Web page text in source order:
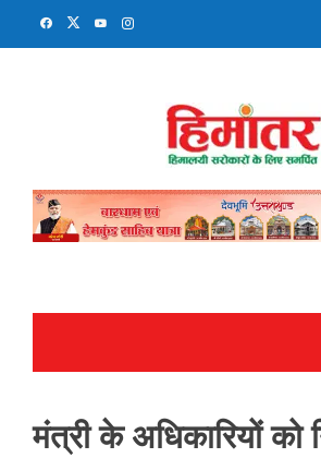
मंत्री के अधिकारियों को